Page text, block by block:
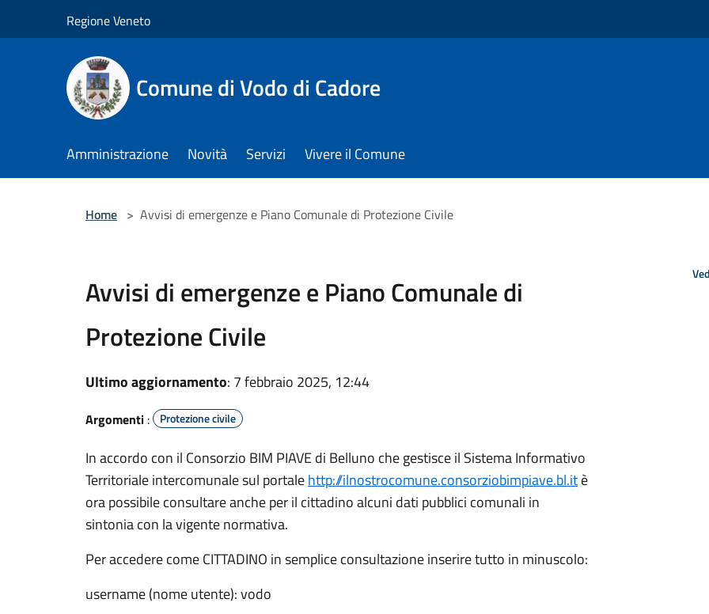
Regione Veneto
Comune di Vodo di Cadore
Amministrazione Novità Servizi Vivere il Comune
Home > Avvisi di emergenze e Piano Comunale di Protezione Civile
Avvisi di emergenze e Piano Comunale di
Protezione Civile
Ultimo aggiornamento: 7 febbraio 2025, 12:44
Argomenti : Protezione civile
In accordo con il Consorzio BIM PIAVE di Belluno che gestisce il Sistema Informativo
Territoriale intercomunale sul portalehttp://ilnostrocomune.consorziobimpiave.bl.itè
ora possibile consultare anche per il cittadino alcuni dati pubblici comunali in
sintonia con la vigente normativa.
Per accedere come CITTADINO in semplice consultazione inserire tutto in minuscolo:
username (nome utente): vodo